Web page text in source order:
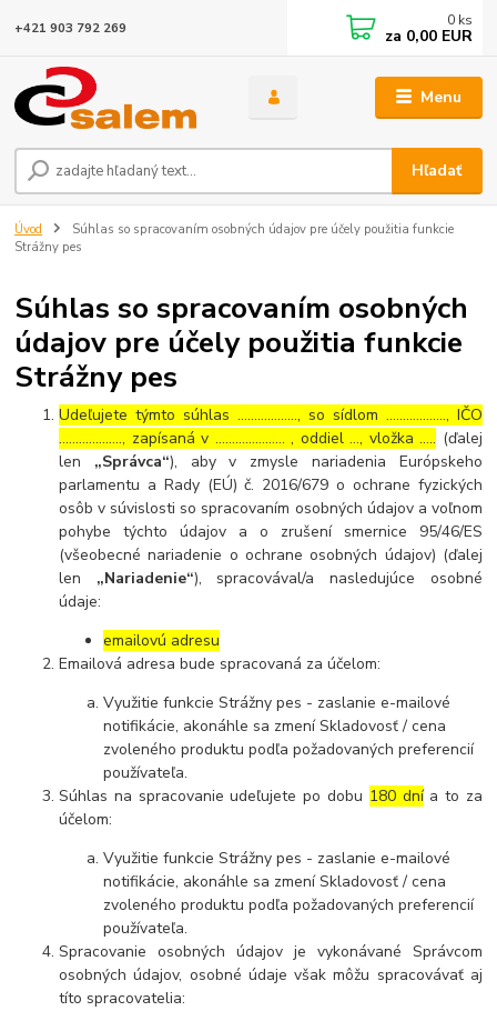
Menu
Hľadať
+421 903 792 269 0 ks
za 0,00 EUR
Úvod
Súhlas so spracovaním osobných údajov pre účely použitia funkcie
Strážny pes
Súhlas so spracovaním osobných
údajov pre účely použitia funkcie
Strážny pes
Udeľujete týmto súhlas ……………..., so sídlom ………………, IČO
………………., zapísaná v ………………… , oddiel …, vložka ….. (ďalej
len „Správca“), aby v zmysle nariadenia Európskeho
parlamentu a Rady (EÚ) č. 2016/679 o ochrane fyzických
osôb v súvislosti so spracovaním osobných údajov a voľnom
pohybe týchto údajov a o zrušení smernice 95/46/ES
(všeobecné nariadenie o ochrane osobných údajov) (ďalej
len „Nariadenie“), spracovával/a nasledujúce osobné
údaje:
emailovú adresu
Emailová adresa bude spracovaná za účelom:
Využitie funkcie Strážny pes - zaslanie e-mailové
notifikácie, akonáhle sa zmení Skladovosť / cena
zvoleného produktu podľa požadovaných preferencií
používateľa.
Súhlas na spracovanie udeľujete po dobu 180 dnía to za
účelom:
Využitie funkcie Strážny pes - zaslanie e-mailové
notifikácie, akonáhle sa zmení Skladovosť / cena
zvoleného produktu podľa požadovaných preferencií
používateľa.
Spracovanie osobných údajov je vykonávané Správcom
osobných údajov, osobné údaje však môžu spracovávať aj
títo spracovatelia: